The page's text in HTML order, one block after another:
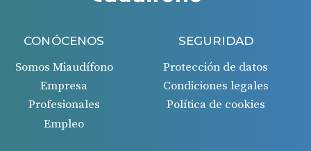
CONÓCENOS
Somos Miaudífono
Empresa
Profesionales
Empleo
SEGURIDAD
Protección de datos
Condiciones legales
Política de cookies